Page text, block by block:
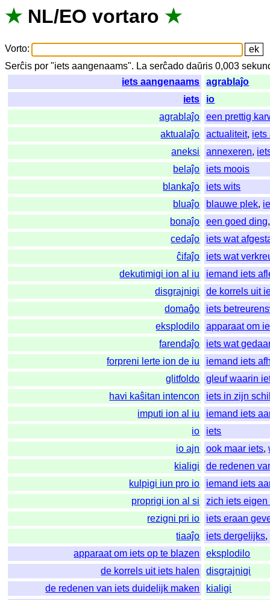
★ NL/EO vortaro ★
Vorto:
Serĉis por "iets aangenaams". La serĉado daŭris 0,003
iets aangenaams
agrablaĵo
iets
io
agrablaĵo
een prettig
aktualaĵo
actualiteit, iets
aneksi
annexeren,
belaĵo
iets moois
blankaĵo
iets wits
bluaĵo
blauwe plek,
bonaĵo
een goed ding
cedaĵo
iets wat
ĉifaĵo
iets wat
dekutimigi ion al iu
iemand iets
disgrajnigi
de korrels uit
domaĝo
iets
eksplodilo
apparaat om
farendaĵo
iets wat
forpreni lerte ion de iu
iemand iets
glitfoldo
gleuf waarin
havi kaŝitan intencon
iets in zijn
imputi ion al iu
iemand iets
io
iets
io ajn
ook maar iets,
kialigi
de redenen
kulpigi iun pro io
iemand iets
proprigi ion al si
zich iets eigen
rezigni pri io
iets eraan
tiaaĵo
iets dergelijks,
apparaat om iets op te blazen
eksplodilo
de korrels uit iets halen
disgrajnigi
de redenen van iets duidelijk maken
kialigi